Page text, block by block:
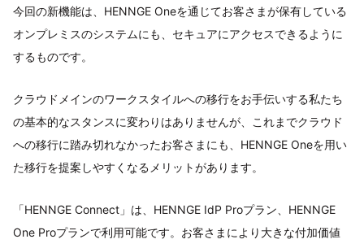
今回の新機能は、HENNGE Oneを通じてお客さまが保有している
オンプレミスのシステムにも、セキュアにアクセスできるように
するものです。
クラウドメインのワークスタイルへの移行をお手伝いする私たち
の基本的なスタンスに変わりはありませんが、これまでクラウド
への移行に踏み切れなかったお客さまにも、HENNGE Oneを用い
た移行を提案しやすくなるメリットがあります。
「HENNGE Connect」は、HENNGE IdP Proプラン、HENNGE
One Proプランで利用可能です。お客さまにより大きな付加価値